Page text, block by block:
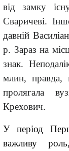
від замку
Сваричеві.
давній
р. Заразна
знак.
млин, правда,
пролягала
Крехович.
У період
важливу роль,